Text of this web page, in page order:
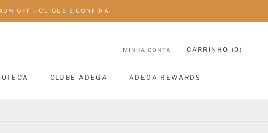
OFF - CLIQUE E CONFIRA.
CLUBE ADEGA
ADEGA REWARDS
MINHA CONTA CARRINHO (0 )